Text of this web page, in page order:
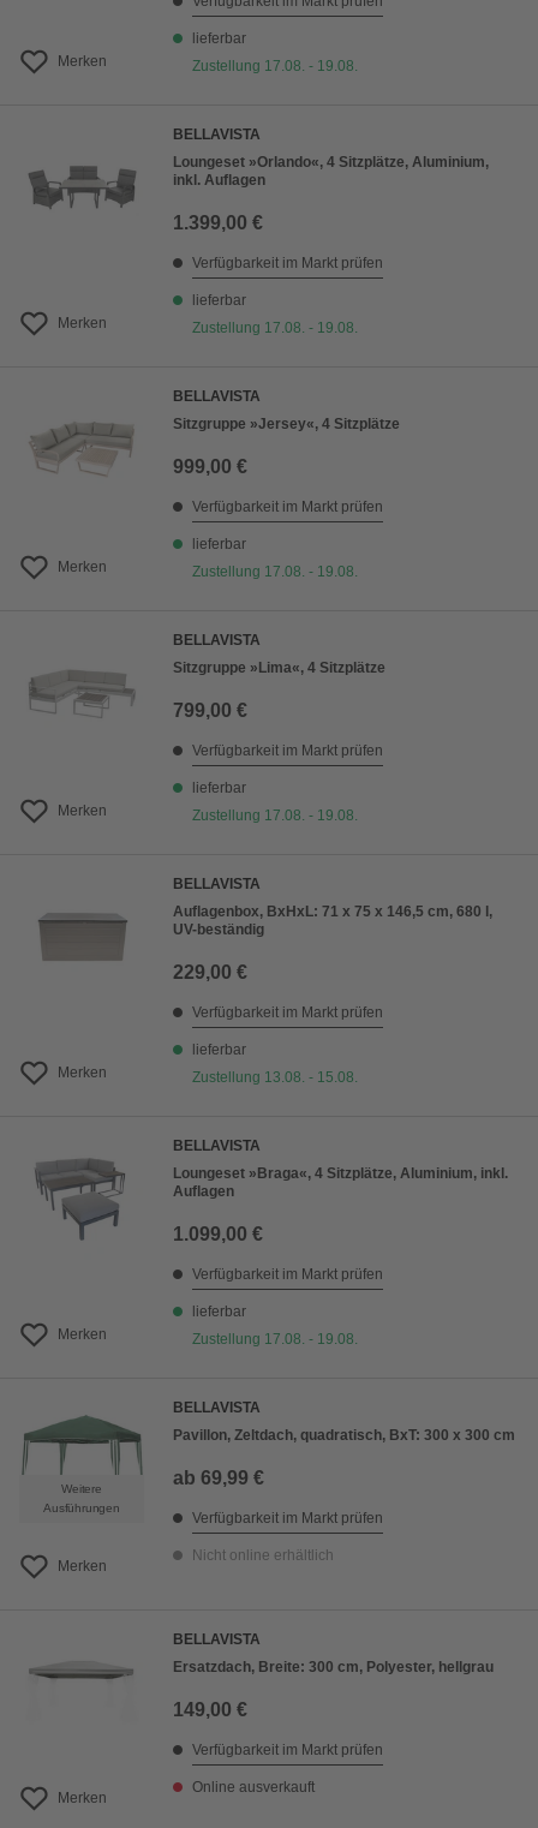
Merken
lieferbar
Zustellung 17.08. - 19.08.
Merken
BELLAVISTA
Loungeset »Orlando«, 4 Sitzplätze, Aluminium,
inkl. Auflagen
1.399,00 €
Verfügbarkeit im Markt prüfen
lieferbar
Zustellung 17.08. - 19.08.
Merken
BELLAVISTA
Sitzgruppe »Jersey«, 4 Sitzplätze
999,00 €
Verfügbarkeit im Markt prüfen
lieferbar
Zustellung 17.08. - 19.08.
Merken
BELLAVISTA
Sitzgruppe »Lima«, 4 Sitzplätze
799,00 €
Verfügbarkeit im Markt prüfen
lieferbar
Zustellung 17.08. - 19.08.
Merken
BELLAVISTA
Auflagenbox, BxHxL: 71 x 75 x 146,5 cm, 680 l,
UV-beständig
229,00 €
Verfügbarkeit im Markt prüfen
lieferbar
Zustellung 13.08. - 15.08.
Merken
BELLAVISTA
Loungeset »Braga«, 4 Sitzplätze, Aluminium, inkl.
Auflagen
1.099,00 €
Verfügbarkeit im Markt prüfen
lieferbar
Zustellung 17.08. - 19.08.
Weitere
Ausführungen
Merken
BELLAVISTA
Pavillon, Zeltdach, quadratisch, BxT: 300 x 300 cm
ab 69,99 €
Verfügbarkeit im Markt prüfen
Nicht online erhältlich
Merken
BELLAVISTA
Ersatzdach, Breite: 300 cm, Polyester, hellgrau
149,00 €
Verfügbarkeit im Markt prüfen
Online ausverkauft